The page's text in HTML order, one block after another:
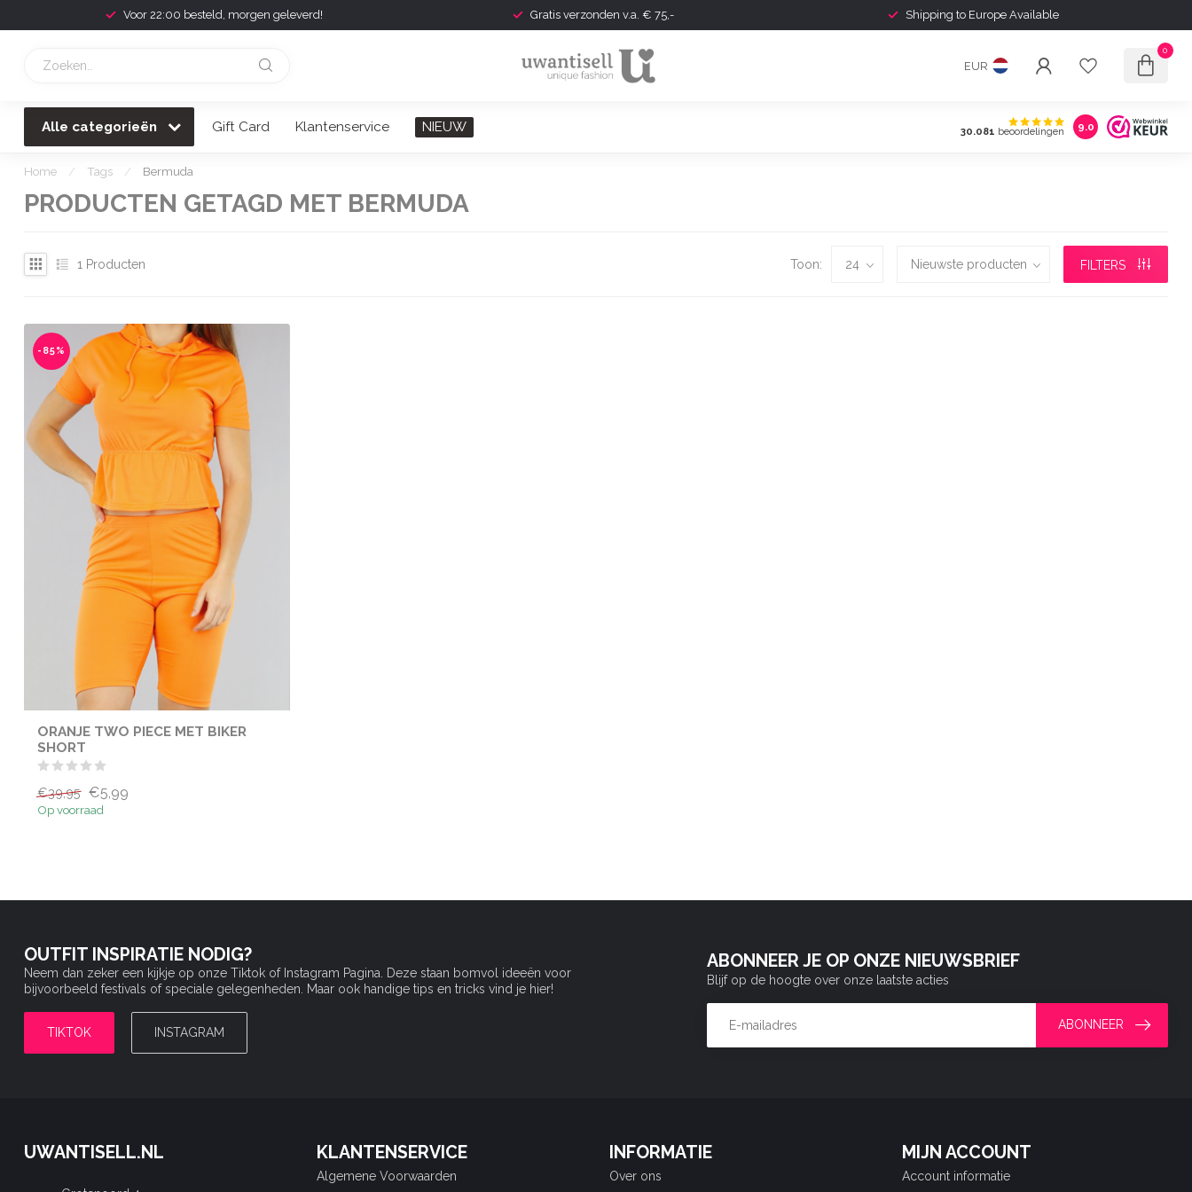
Voor 22:00 besteld, morgen geleverd! Gratis verzonden v.a. € 75,- Shipping to Europe Available
EUR
0
Alle categorieën Gift Card Klantenservice NIEUW 30.081 beoordelingen 9.0
Home / Tags / Bermuda
PRODUCTEN GETAGD MET BERMUDA
1 Producten Toon: FILTERS
-85%
ORANJE TWO PIECE MET BIKER
SHORT
€39,95 €5,99
Op voorraad
OUTFIT INSPIRATIE NODIG?
Neem dan zeker een kijkje op onze Tiktok of Instagram Pagina. Deze staan bomvol ideeën voor
bijvoorbeeld festivals of speciale gelegenheden. Maar ook handige tips en tricks vind je hier!
TIKTOK INSTAGRAM
ABONNEER JE OP ONZE NIEUWSBRIEF
Blijf op de hoogte over onze laatste acties
ABONNEER
UWANTISELL.NL KLANTENSERVICE
Algemene Voorwaarden
INFORMATIE
Over ons
MIJN ACCOUNT
Account informatie